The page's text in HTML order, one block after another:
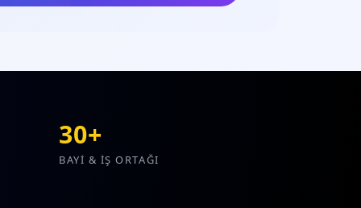
30+
BAYİ & İŞ ORTAĞI